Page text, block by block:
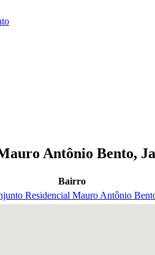
Antônio Bento,
Bairro
Residencial Mauro Antônio